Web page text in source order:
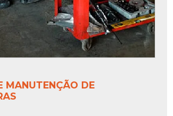
MANUTENÇÃO DE